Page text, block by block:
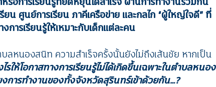
ศูนย์การเรียน ภาคีเครือข่าย และกลไก “ผู้ใหญ่ใจดี” ที่
ารเรียนรู้ให้เหมาะกับเด็กแต่ละคน
ลหนองสนิท ความสำเร็จครั้งนั้นยังไม่ถึงเส้นชัย หากเป็น
รให้โอกาสทางการเรียนรู้ไม่ได้เกิดขึ้นเฉพาะในตำบลหนอง
การทำงานของทั้งจังหวัดสุรินทร์เข้าด้วยกัน…?